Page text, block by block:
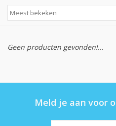
Nieuw
Geen producten gevonden!...
Meld je aan voor